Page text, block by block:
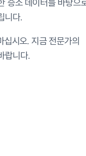
승소 데이터를 바탕으
니다.
시오. 지금 전문가의
랍니다.